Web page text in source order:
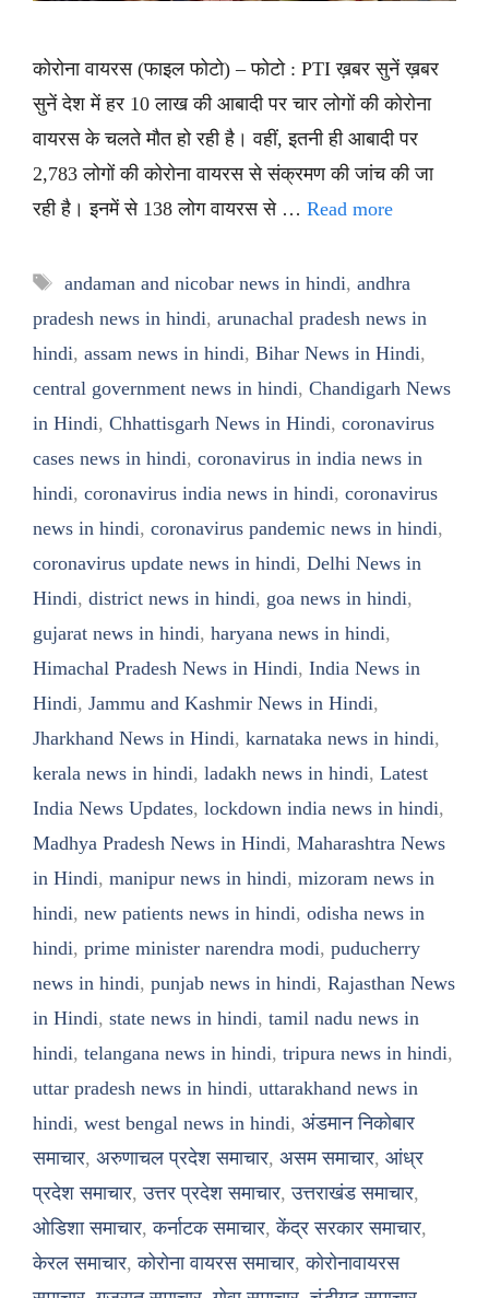
कोरोना वायरस (फाइल फोटो) – फोटो : PTI ख़बर सुनें ख़बर
सुनें देश में हर 10 लाख की आबादी पर चार लोगों की कोरोना
वायरस के चलते मौत हो रही है। वहीं, इतनी ही आबादी पर
2,783 लोगों की कोरोना वायरस से संक्रमण की जांच की जा
रही है। इनमें से 138 लोग वायरस से … Read more
Tags
andaman and nicobar news in hindi, andhra
pradesh news in hindi, arunachal pradesh news in
hindi, assam news in hindi, Bihar News in Hindi,
central government news in hindi, Chandigarh News
in Hindi, Chhattisgarh News in Hindi, coronavirus
cases news in hindi, coronavirus in india news in
hindi, coronavirus india news in hindi, coronavirus
news in hindi, coronavirus pandemic news in hindi,
coronavirus update news in hindi, Delhi News in
Hindi, district news in hindi, goa news in hindi,
gujarat news in hindi, haryana news in hindi,
Himachal Pradesh News in Hindi, India News in
Hindi, Jammu and Kashmir News in Hindi,
Jharkhand News in Hindi, karnataka news in hindi,
kerala news in hindi, ladakh news in hindi, Latest
India News Updates, lockdown india news in hindi,
Madhya Pradesh News in Hindi, Maharashtra News
in Hindi, manipur news in hindi, mizoram news in
hindi, new patients news in hindi, odisha news in
hindi, prime minister narendra modi, puducherry
news in hindi, punjab news in hindi, Rajasthan News
in Hindi, state news in hindi, tamil nadu news in
hindi, telangana news in hindi, tripura news in hindi,
uttar pradesh news in hindi, uttarakhand news in
hindi, west bengal news in hindi, अंडमान निकोबार
समाचार, अरुणाचल प्रदेश समाचार, असम समाचार, आंध्र
प्रदेश समाचार,उत्तर प्रदेश समाचार,उत्तराखंड समाचार,
ओडिशा समाचार,कर्नाटक समाचार,केंद्र सरकार समाचार,
केरल समाचार,कोरोना वायरस समाचार,कोरोनावायरस